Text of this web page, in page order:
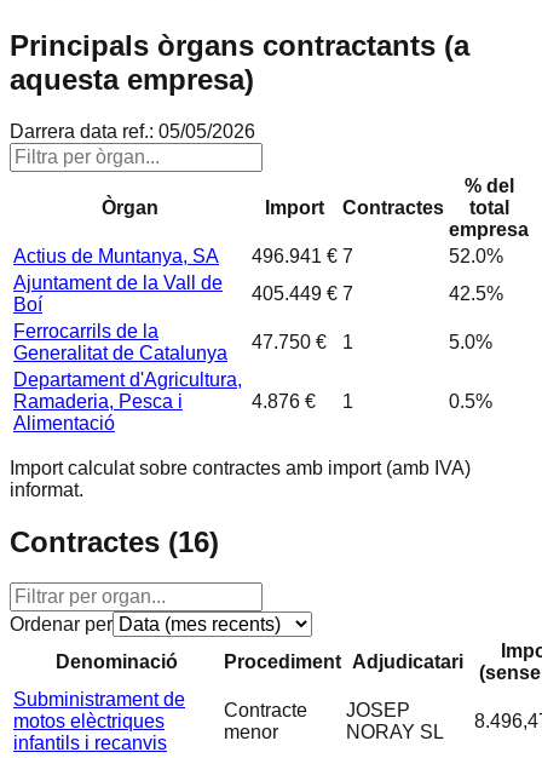
Principals òrgans contractants (a
aquesta empresa)
Darrera data ref.: 05/05/2026
Òrgan Import Contractes
% del
total
empresa
Actius de Muntanya, SA
496.941 € 7 52.0%
Ajuntament de la Vall de
Boí
405.449 € 7 42.5%
Ferrocarrils de la
Generalitat de Catalunya
47.750 € 1 5.0%
Departament d'Agricultura,
Ramaderia, Pesca i
Alimentació
4.876 € 1 0.5%
Import calculat sobre contractes amb import (amb IVA)
informat.
Contractes (16)
Ordenar per
Denominació
Procediment Adjudicatari
Subministrament de
motos elèctriques
infantils i recanvis
Contracte
menor
JOSEP
NORAY SL